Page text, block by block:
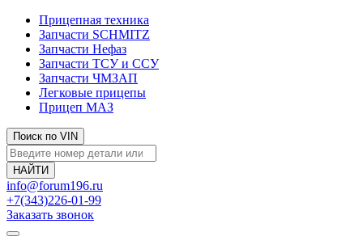
Прицепная техника
Запчасти SCHMITZ
Запчасти Нефаз
Запчасти ТСУ и ССУ
Запчасти ЧМЗАП
Легковые прицепы
Прицеп МАЗ
Поиск по VIN
info@forum196.ru
+7(343)226-01-99
Заказать звонок